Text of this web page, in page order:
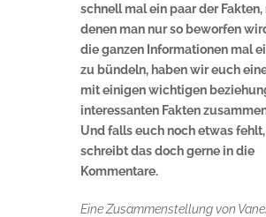
schnell mal ein paar der Fakten,
denen man nur so beworfen
die ganzen Informationen mal
zu bündeln, haben wir euch
mit einigen wichtigen
interessanten Fakten
Und falls euch noch etwas
schreibt das doch gerne in die
Kommentare.
Eine Zusammenstellung von